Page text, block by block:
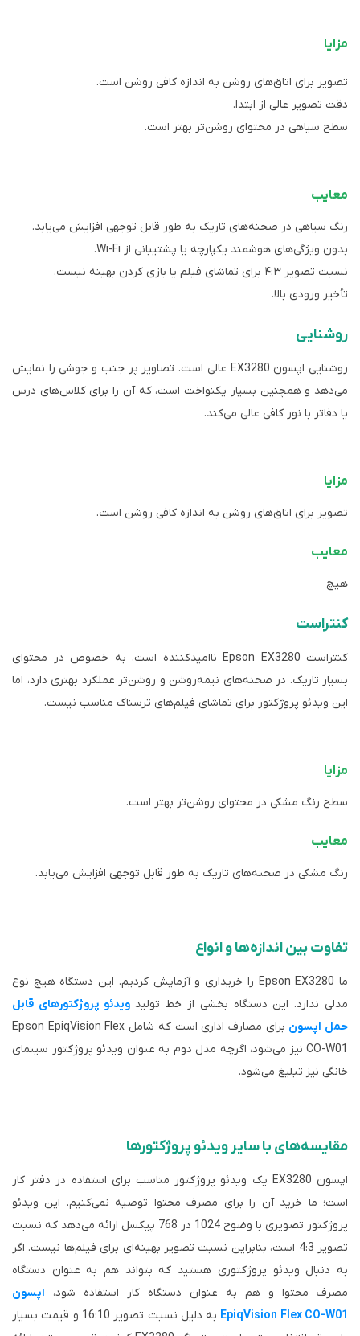
مزایا
تصویر برای اتاق‌های روشن به اندازه کافی روشن است.
دقت تصویر عالی از ابتدا.
سطح سیاهی در محتوای روشن‌تر بهتر است.
معایب
رنگ سیاهی در صحنه‌های تاریک به طور قابل توجهی افزایش می‌یابد.
بدون ویژگی‌های هوشمند یکپارچه یا پشتیبانی از Wi-Fi.
نسبت تصویر ۴:۳ برای تماشای فیلم یا بازی کردن بهینه نیست.
تأخیر ورودی بالا.
روشنایی
روشنایی اپسون EX3280 عالی است. تصاویر پر جنب و جوشی را نمایش
می‌دهد و همچنین بسیار یکنواخت است، که آن را برای کلاس‌های درس
یا دفاتر با نور کافی عالی می‌کند.
مزایا
تصویر برای اتاق‌های روشن به اندازه کافی روشن است.
معایب
هیچ
کنتراست
کنتراست Epson EX3280 ناامیدکننده است، به خصوص در محتوای
بسیار تاریک. در صحنه‌های نیمه‌روشن و روشن‌تر عملکرد بهتری دارد، اما
این ویدئو پروژکتور برای تماشای فیلم‌های ترسناک مناسب نیست.
مزایا
سطح رنگ مشکی در محتوای روشن‌تر بهتر است.
معایب
رنگ مشکی در صحنه‌های تاریک به طور قابل توجهی افزایش می‌یابد.
تفاوت بین اندازه‌ها و انواع
ما Epson EX3280 را خریداری و آزمایش کردیم. این دستگاه هیچ نوع
مدلی ندارد. این دستگاه بخشی از خط تولیدویدئو پروژکتورهای قابل
حمل اپسون
برای مصارف اداری است که شامل Epson EpiqVision Flex
CO-W01 نیز می‌شود، اگرچه مدل دوم به عنوان ویدئو پروژکتور سینمای
خانگی نیز تبلیغ می‌شود.
مقایسه‌های با سایر ویدئو پروژکتورها
اپسون EX3280 یک ویدئو پروژکتور مناسب برای استفاده در دفتر کار
است؛ ما خرید آن را برای مصرف محتوا توصیه نمی‌کنیم. این ویدئو
پروژکتور تصویری با وضوح 1024 در 768 پیکسل ارائه می‌دهد که نسبت
تصویر 4:3 است، بنابراین نسبت تصویر بهینه‌ای برای فیلم‌ها نیست. اگر
به دنبال ویدئو پروژکتوری هستید که بتواند هم به عنوان دستگاه
مصرف محتوا و هم به عنوان دستگاه کار استفاده شود، اپسون
EpiqVision Flex CO-W01
به دلیل نسبت تصویر 16:10 و قیمت بسیار